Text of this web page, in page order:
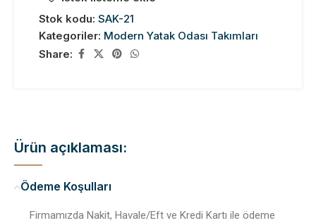
Stok kodu: SAK-21
Kategoriler: Modern Yatak Odası Takımları
Share:
Ürün açıklaması:
Ödeme Koşulları
Firmamızda Nakit, Havale/Eft ve Kredi Kartı ile ödeme